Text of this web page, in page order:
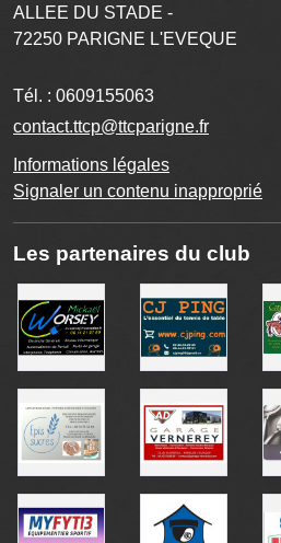
ALLEE DU STADE -
72250 PARIGNE L'EVEQUE
Tél. : 0609155063
contact.ttcp@ttcparigne.fr
Informations légales
Signaler un contenu inapproprié
Les partenaires du club